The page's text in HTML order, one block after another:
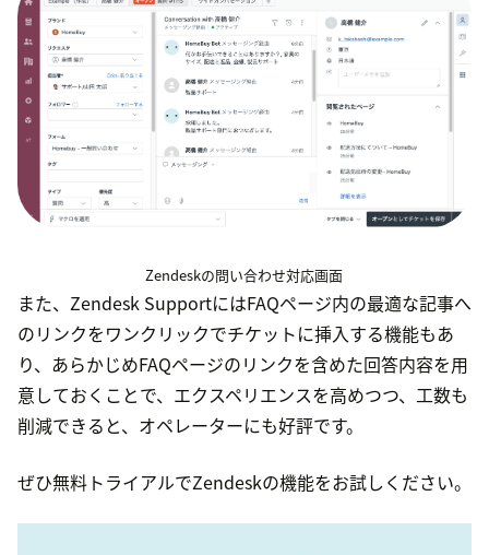
Zendeskの問い合わせ対応画面
また、Zendesk SupportにはFAQページ内の最適な記事へ
のリンクをワンクリックでチケットに挿入する機能もあ
り、あらかじめFAQページのリンクを含めた回答内容を用
意しておくことで、エクスペリエンスを高めつつ、工数も
削減できると、オペレーターにも好評です。
ぜひ無料トライアルでZendeskの機能をお試しください。